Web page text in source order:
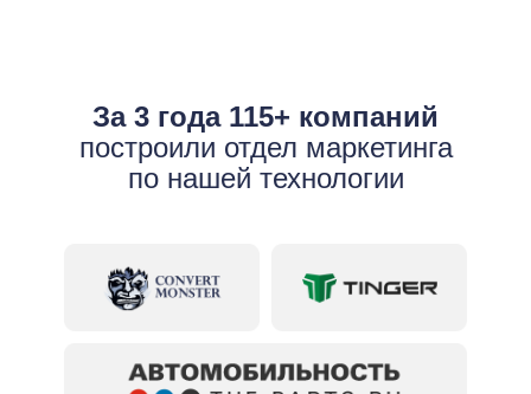
За 3 года 115+ компаний
построили отдел маркетинга
по нашей технологии